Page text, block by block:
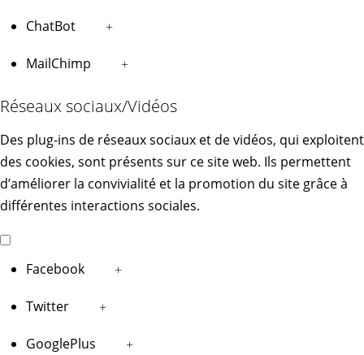
ChatBot +
MailChimp +
Réseaux sociaux/Vidéos
Des plug-ins de réseaux sociaux et de vidéos, qui exploitent
des cookies, sont présents sur ce site web. Ils permettent
d’améliorer la convivialité et la promotion du site grâce à
différentes interactions sociales.
Facebook +
Twitter +
GooglePlus +